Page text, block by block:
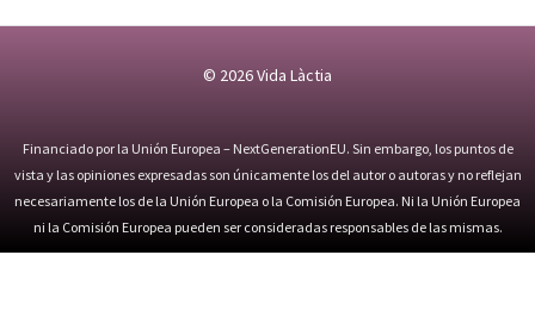
© 2026Vida Làctia
Financiado por la Unión Europea – NextGenerationEU. Sin embargo, los puntos de
vista y las opiniones expresadas son únicamente los del autor o autoras y no reflejan
necesariamente los de la Unión Europea o la Comisión Europea. Ni la Unión Europea
ni la Comisión Europea pueden ser consideradas responsables de las mismas.